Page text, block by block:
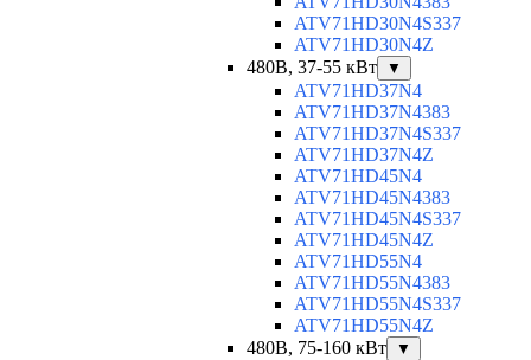
ATV71HD30N4S337
ATV71HD30N4Z
480В, 37-55 кВт
▼
ATV71HD37N4
ATV71HD37N4383
ATV71HD37N4S337
ATV71HD37N4Z
ATV71HD45N4
ATV71HD45N4383
ATV71HD45N4S337
ATV71HD45N4Z
ATV71HD55N4
ATV71HD55N4383
ATV71HD55N4S337
ATV71HD55N4Z
480В, 75-160 кВт
▼